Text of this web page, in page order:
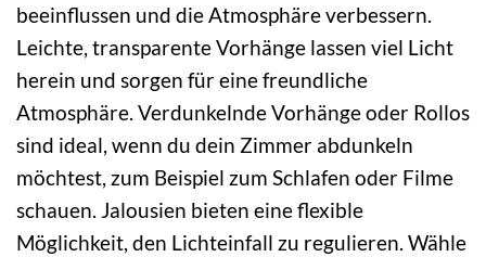
beeinflussen und die Atmosphäre verbessern.
Leichte, transparente Vorhänge lassen viel Licht
herein und sorgen für eine freundliche
Atmosphäre. Verdunkelnde Vorhänge oder Rollos
sind ideal, wenn du dein Zimmer abdunkeln
möchtest, zum Beispiel zum Schlafen oder Filme
schauen. Jalousien bieten eine flexible
Möglichkeit, den Lichteinfall zu regulieren. Wähle